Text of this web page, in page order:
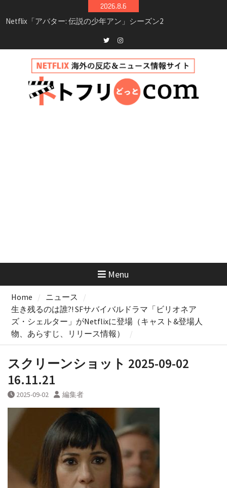
to
2026.8.6
シーズン3最新情報
Netflix映画「ボイスメールで恋をして」キャス
イッチ主演ロマコメ
新決定！2027年撮影開始へ
兄弟大騒動のコメディ映画「リトル・ブラザ
ー」がNetflixで配信！─キャスト・あらすじ・
見どころまとめ
Twitterinstagram
Menu
Home
ニュース
生き残るのは誰?! SFサバイバルドラマ「ビリオネア
ズ・シェルター」がNetflixに登場（キャスト&登場人
物、あらすじ、リリース情報）
スクリーンショット 2025-09-02
16.11.21
2025-09-02 編集者